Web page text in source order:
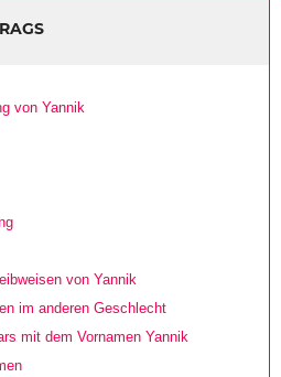
von Yannik
von Yannik
im anderen Geschlecht
mit dem Vornamen Yannik